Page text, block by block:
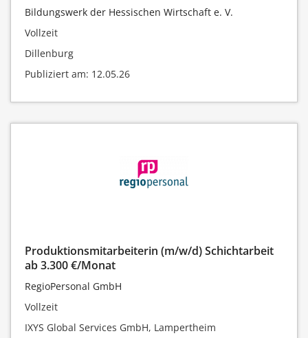
Bildungswerk der Hessischen Wirtschaft e. V.
Vollzeit
Dillenburg
Publiziert am: 12.05.26
Produktionsmitarbeiterin (m/w/d) Schichtarbeit
ab 3.300 €/Monat
RegioPersonal GmbH
Vollzeit
IXYS Global Services GmbH, Lampertheim